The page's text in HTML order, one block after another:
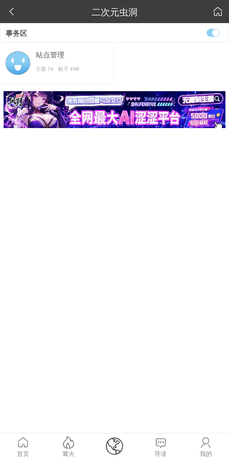
 二次元虫洞 
事务区
站点管理
主题 74 帖子 498

首页

篝火  
导读

我的